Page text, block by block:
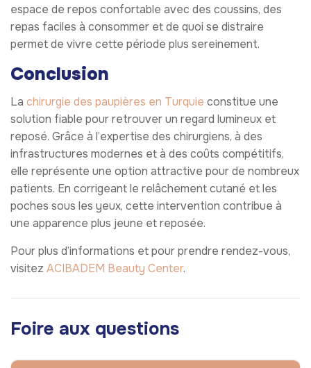
espace de repos confortable avec des coussins, des
repas faciles à consommer et de quoi se distraire
permet de vivre cette période plus sereinement.
Conclusion
La chirurgie des paupières en Turquie constitue une
solution fiable pour retrouver un regard lumineux et
reposé. Grâce à l’expertise des chirurgiens, à des
infrastructures modernes et à des coûts compétitifs,
elle représente une option attractive pour de nombreux
patients. En corrigeant le relâchement cutané et les
poches sous les yeux, cette intervention contribue à
une apparence plus jeune et reposée.
Pour plus d’informations et pour prendre rendez-vous,
visitez ACIBADEM Beauty Center.
Foire aux questions